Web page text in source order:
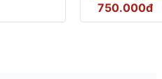
750.000đ